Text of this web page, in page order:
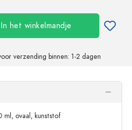
In het winkelmandje
verzending binnen: 1-2 dagen
ovaal, kunststof